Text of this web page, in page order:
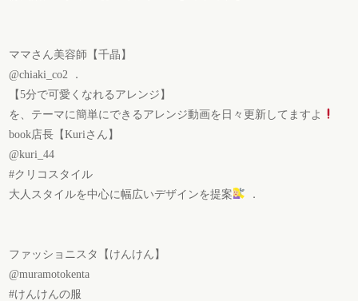
ママさん美容師【千晶】
@chiaki_co2 ．
【5分で可愛くなれるアレンジ】
を、テーマに簡単にできるアレンジ動画を日々更新してますよ
book店長【Kuriさん】
@kuri_44
#クリコスタイル
大人スタイルを中心に幅広いデザインを提案
．
ファッショニスタ【けんけん】
@muramotokenta
#けんけんの服